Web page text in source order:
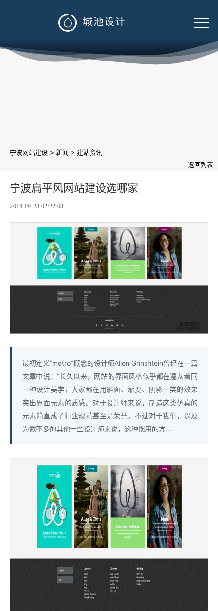

宁波网站建设 > 新闻 > 建站资讯
返回列表
宁波扁平风网站建设选哪家
2014-09-28 02:22:03
最初定义“metro”概念的设计师Allen Grinshtein曾经在一篇
文章中说：“长久以来，网站的界面风格似乎都在遵从着同
一种设计美学，大家都在用斜面、渐变、阴影一类的效果
突出界面元素的质感。对于设计师来说，制造这类仿真的
元素简直成了行业规范甚至是荣誉。不过对于我们，以及
为数不多的其他一些设计师来说，这种惯用的方...